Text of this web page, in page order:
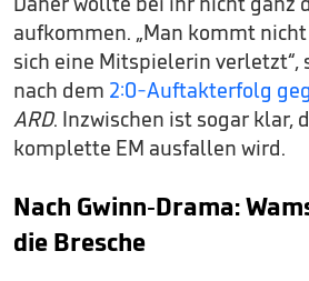
aufkommen. „Man kommt
sich eine Mitspielerin verletzt“,
nach dem 2:0-Auftakterfolg
ARD. Inzwischen ist sogar klar,
komplette EM ausfallen wird.
Nach Gwinn-Drama:
die Bresche